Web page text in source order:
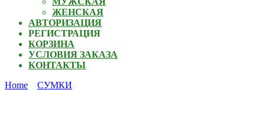
ЖЕНСКАЯ
АВТОРИЗАЦИЯ
РЕГИСТРАЦИЯ
КОРЗИНА
УСЛОВИЯ ЗАКАЗА
КОНТАКТЫ
Home
СУМКИ